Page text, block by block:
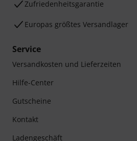
Zufriedenheitsgarantie
Europas größtes Versandlager
Service
Versandkosten und Lieferzeiten
Hilfe-Center
Gutscheine
Kontakt
Ladengeschäft